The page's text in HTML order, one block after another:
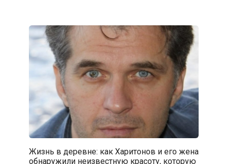
Жизнь в деревне: как Харитонов и его жена
обнаружили неизвестную красоту, которую